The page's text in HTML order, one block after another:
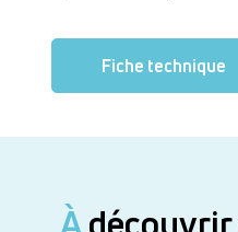
Fiche technique